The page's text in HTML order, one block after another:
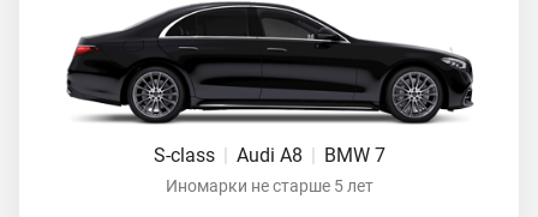
S-class | Audi A8 | BMW 7
Иномарки не старше 5 лет